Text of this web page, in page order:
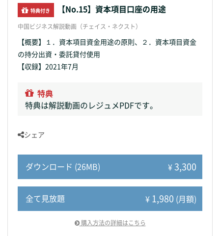
特典付き 【No.15】資本項目口座の用途
中国ビジネス解説動画（チェイス・ネクスト）
【概要】１．資本項目資金用途の原則、２．資本項目資金
の持分出資・委託貸付使用
【収録】2021年7月
特典
特典は解説動画のレジュメPDFです。
シェア
ダウンロード (26MB) ¥3,300
全て見放題 ¥ 1,980 (月額)
購入方法の詳細はこちら